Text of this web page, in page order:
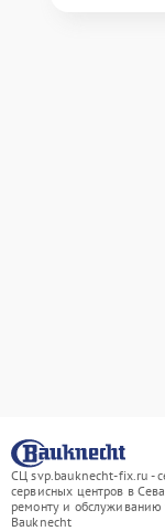
СЦ svp.bauknecht-fix.ru -
сервисных центров в
ремонту и обслуживанию
Bauknecht